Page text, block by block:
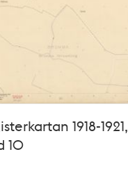
1918-1921,
10